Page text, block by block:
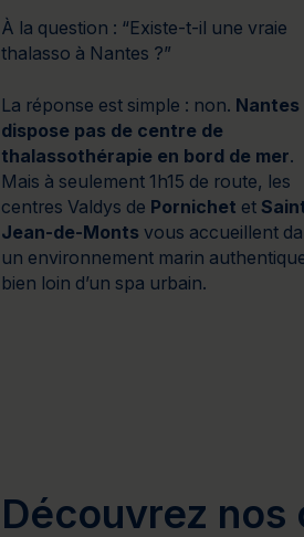
À la question : “Existe-t-il une vraie
thalasso à Nantes ?”
La réponse est simple : non. Nantes
dispose pas de centre de
thalassothérapie en bord de mer.
Mais à seulement 1h15 de route, les
centres Valdys de Pornichet et
Jean-de-Monts vous accueillent
un environnement marin
bien loin d’un spa urbain.
Découvrez